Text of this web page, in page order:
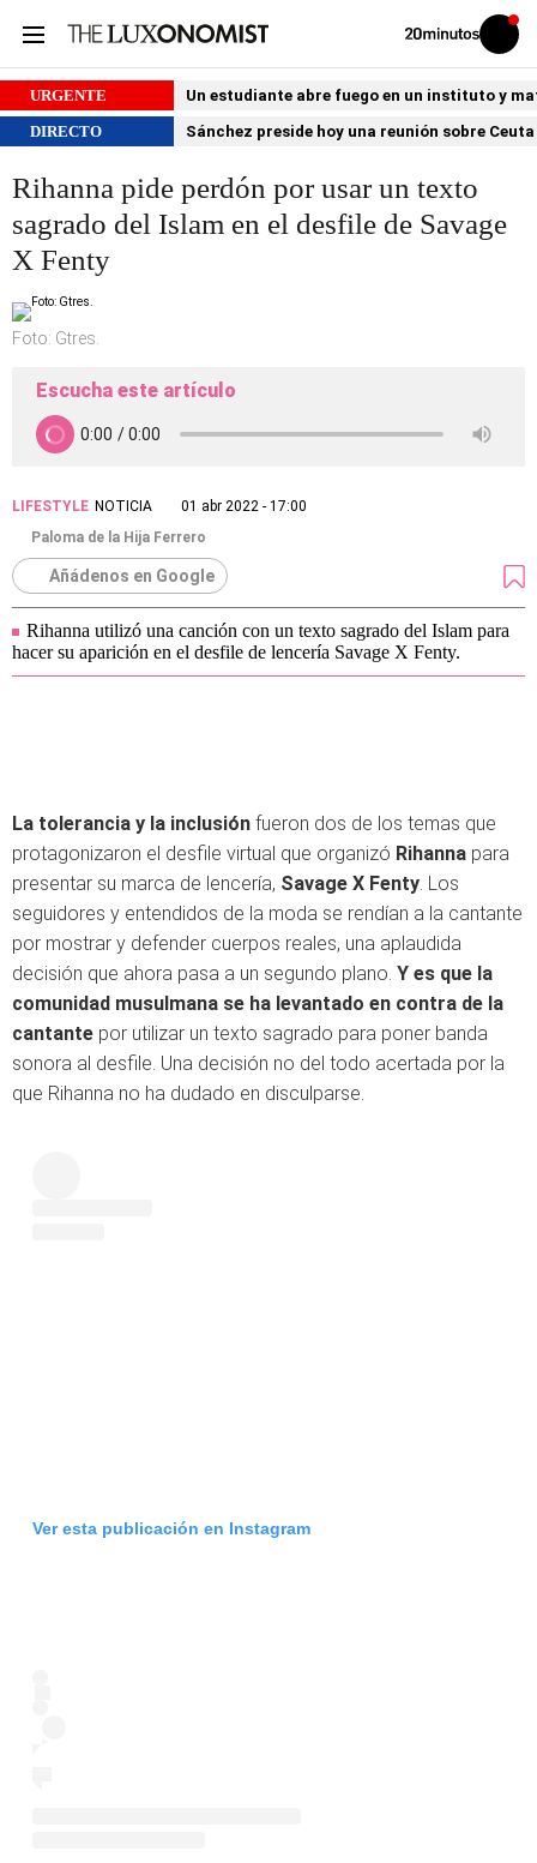
Volver
Iniciar
sesión
URGENTE
Un estudiante abre fuego en un instituto y
DIRECTO
Sánchez preside hoy una reunión sobre
Rihanna pide perdón por usar un texto
sagrado del Islam en el desfile de Savage
X Fenty
Foto: Gtres.
Escucha este artículo
LIFESTYLE NOTICIA
01 abr 2022 - 17:00
Paloma de la Hija Ferrero
Añádenos en Google
Rihanna utilizó una canción con un texto sagrado del Islam para
hacer su aparición en el desfile de lencería Savage X Fenty.
La tolerancia y la inclusión fueron dos de los temas que
protagonizaron el desfile virtual que organizó Rihanna para
presentar su marca de lencería, Savage X Fenty. Los
seguidores y entendidos de la moda se rendían a la cantante
por mostrar y defender cuerpos reales, una aplaudida
decisión que ahora pasa a un segundo plano. Y es que la
comunidad musulmana se ha levantado en contra de la
cantante por utilizar un texto sagrado para poner banda
sonora al desfile. Una decisión no del todo acertada por la
que Rihanna no ha dudado en disculparse.
Ver esta publicación en Instagram